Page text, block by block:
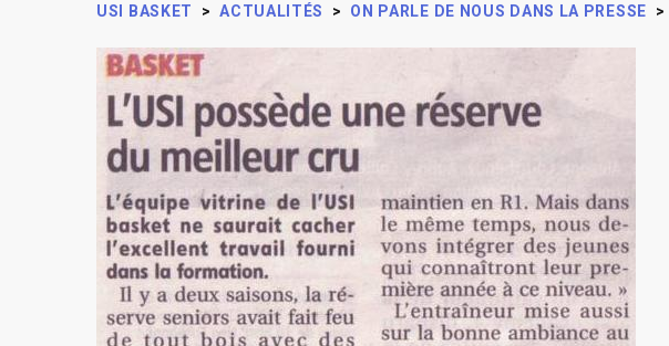
USI BASKET > ACTUALITÉS > ON PARLE DE NOUS DANS LA PRESSE >